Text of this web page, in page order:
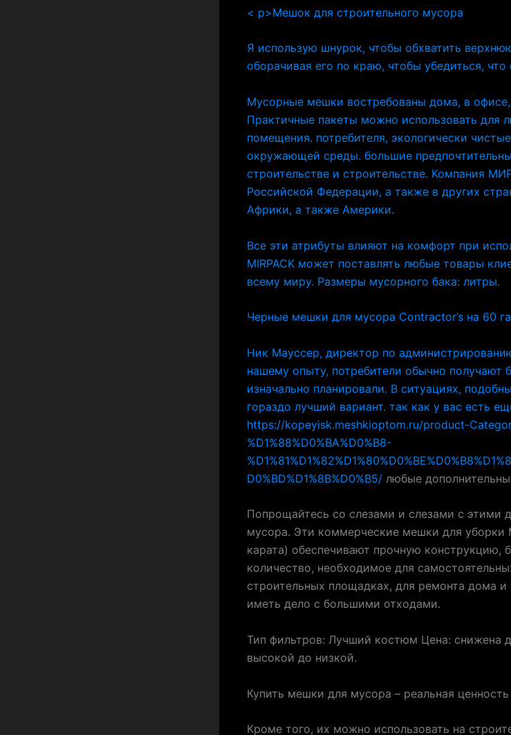
< p>Мешок для строительного мусора
Я использую шнурок, чтобы обхватить
оборачивая его по краю, чтобы убедиться, что
Мусорные мешки востребованы дома, в
Практичные пакеты можно использовать для
помещения. потребителя, экологически
окружающей среды. большие
строительстве и строительстве. Компания
Российской Федерации, а также в других
Африки, а также Америки.
Все эти атрибуты влияют на комфорт при
MIRPACK может поставлять любые товары
всему миру. Размеры мусорного бака: литры.
Черные мешки для мусора Contractor’s на 60
Ник Мауссер, директор по
нашему опыту, потребители обычно получают
изначально планировали. В ситуациях,
гораздо лучший вариант. так как у вас есть
https://kopeyisk.meshkioptom.ru/product-
%D1%88%D0%BA%D0%B8-
D0%BD%D1%8B%D0%B5/ любые
Попрощайтесь со слезами и слезами с этими
мусора. Эти коммерческие мешки для уборки
карата) обеспечивают прочную
количество, необходимое для
строительных площадках, для ремонта дома
иметь дело с большими отходами.
Тип фильтров: Лучший костюм Цена: снижена
высокой до низкой.
Купить мешки для мусора – реальная ценность
Кроме того, их можно использовать на